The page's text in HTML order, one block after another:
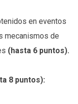
en eventos
mecanismos de
(hasta 6 puntos).
8 puntos):